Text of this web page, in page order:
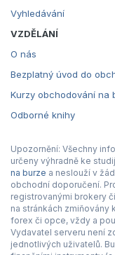
Vyhledávání
VZDĚLÁNÍ
O nás
Bezplatný úvod do
Kurzy obchodování na
Odborné knihy
Upozornění: Všechny
určeny výhradně ke
na burze a neslouží v
obchodní doporučení.
registrovanými brokery
na stránkách zmiňovány
forex či opce, vždy a
Vydavatel serveru není
jednotlivých uživatelů.